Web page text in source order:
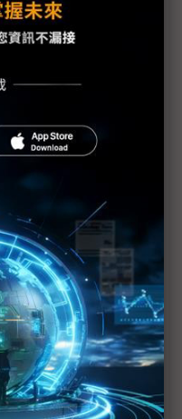
實說：難分難捨的是
加州、奧勒岡成重
」 成英特爾近年最
Lake-AX與超微較
美國AZ 三層面解析
比預期高出5倍
米 但仍苦追台積電